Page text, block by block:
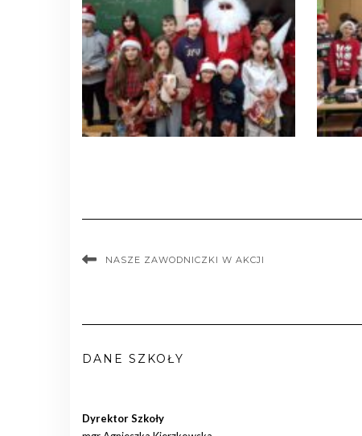
NASZE ZAWODNICZKI W AKCJI
DANE SZKOŁY
Dyrektor Szkoły